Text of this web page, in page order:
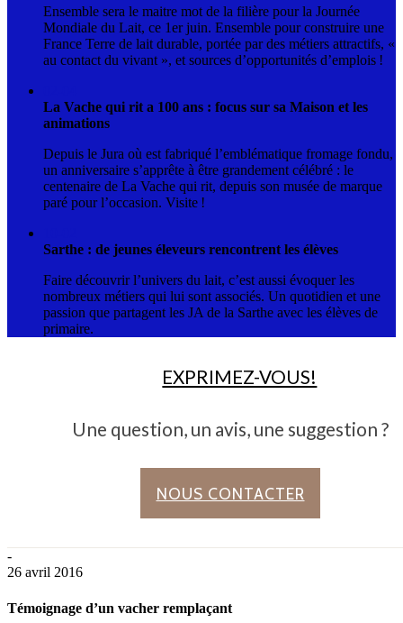
Ensemble sera le maitre mot de la filière pour la Journée
Mondiale du Lait, ce 1er juin. Ensemble pour construire une
France Terre de lait durable, portée par des métiers attractifs, «
au contact du vivant », et sources d’opportunités d’emplois !
La Vache qui rit a 100 ans : focus sur sa Maison et les
animations
Depuis le Jura où est fabriqué l’emblématique fromage fondu,
un anniversaire s’apprête à être grandement célébré : le
centenaire de La Vache qui rit, depuis son musée de marque
paré pour l’occasion. Visite !
Sarthe : de jeunes éleveurs rencontrent les élèves
Faire découvrir l’univers du lait, c’est aussi évoquer les
nombreux métiers qui lui sont associés. Un quotidien et une
passion que partagent les JA de la Sarthe avec les élèves de
primaire.
EXPRIMEZ-VOUS!
Une question, un avis, une suggestion ?
NOUS CONTACTER
-
26 avril 2016
Témoignage d’un vacher remplaçant